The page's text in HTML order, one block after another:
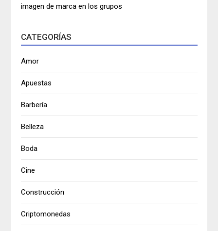
imagen de marca en los grupos
CATEGORÍAS
Amor
Apuestas
Barbería
Belleza
Boda
Cine
Construcción
Criptomonedas